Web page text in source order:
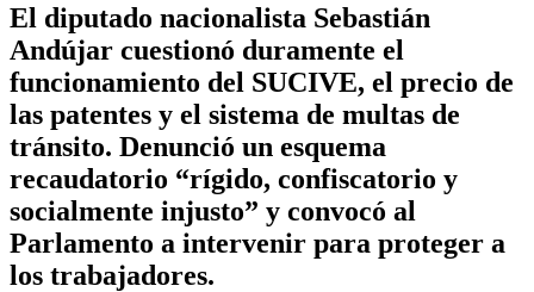
El diputado nacionalista Sebastián
Andújar cuestionó duramente el
funcionamiento del SUCIVE, el precio de
las patentes y el sistema de multas de
tránsito. Denunció un esquema
recaudatorio “rígido, confiscatorio y
socialmente injusto” y convocó al
Parlamento a intervenir para proteger a
los trabajadores.